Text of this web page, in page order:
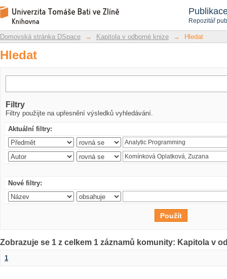
Repozitář
Hledat
Repozitář DSpace/Manakin
Domovská stránka DSpace → Kapitola v odborné knize → Hledat
Hledat
Filtry
Filtry použijte na upřesnění výsledků vyhledávání.
Aktuální filtry:
Nové filtry:
Zobrazuje se 1 z celkem 1 záznamů komunity: Kapitola v
1